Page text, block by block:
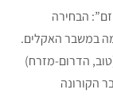
הבחירה
במשבר האקלים.
הדרום-מזרח)
הקורונה